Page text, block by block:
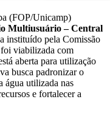
(FOP/Unicamp)
Multiusuário – Central
instituído pela Comissão
viabilizada com
aberta para utilização
busca padronizar o
água utilizada nas
e fortalecer a